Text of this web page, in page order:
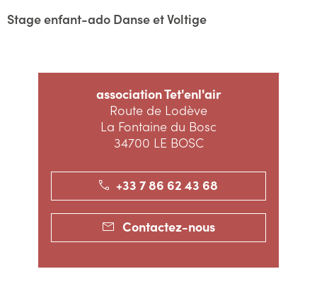
Stage enfant-ado Danse et Voltige
association Tet'enl'air
Route de Lodève
La Fontaine du Bosc
34700 LE BOSC
+33 7 86 62 43 68
Contactez-nous